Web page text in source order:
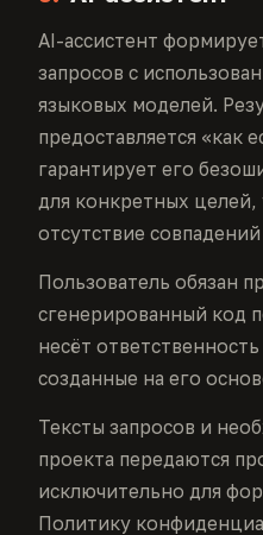
AI-ассистент
запросов с
языковых моделей.
предоставляется «как
гарантирует его
для конкретных целей,
отсутствие
Пользователь обязан
сгенерированный код
несёт
созданные на его
Тексты запросов и
проекта передаются
исключительно для
Политику